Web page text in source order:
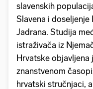
slavenskih
Slavena i
Jadrana. Studija
istraživača iz
Hrvatske objavljena
znanstvenom
hrvatski stručnjaci,